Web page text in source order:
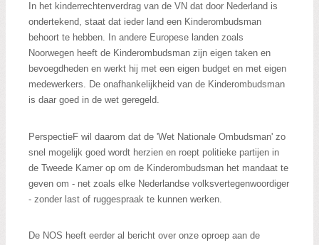
In het kinderrechtenverdrag van de VN dat door Nederland is
ondertekend, staat dat ieder land een Kinderombudsman
behoort te hebben. In andere Europese landen zoals
Noorwegen heeft de Kinderombudsman zijn eigen taken en
bevoegdheden en werkt hij met een eigen budget en met eigen
medewerkers. De onafhankelijkheid van de Kinderombudsman
is daar goed in de wet geregeld.
PerspectieF wil daarom dat de 'Wet Nationale Ombudsman' zo
snel mogelijk goed wordt herzien en roept politieke partijen in
de Tweede Kamer op om de Kinderombudsman het mandaat te
geven om - net zoals elke Nederlandse volksvertegenwoordiger
- zonder last of ruggespraak te kunnen werken.
De NOS heeft eerder al bericht over onze oproep aan de